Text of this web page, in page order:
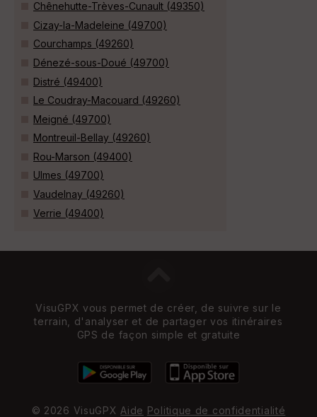
Chênehutte-Trèves-Cunault (49350)
Cizay-la-Madeleine (49700)
Courchamps (49260)
Dénezé-sous-Doué (49700)
Distré (49400)
Le Coudray-Macouard (49260)
Meigné (49700)
Montreuil-Bellay (49260)
Rou-Marson (49400)
Ulmes (49700)
Vaudelnay (49260)
Verrie (49400)
VisuGPX vous permet de créer, de suivre sur le
terrain, d'analyser et de partager vos itinéraires
GPS de façon simple et gratuite
© 2026 VisuGPX Aide Politique de confidentialité